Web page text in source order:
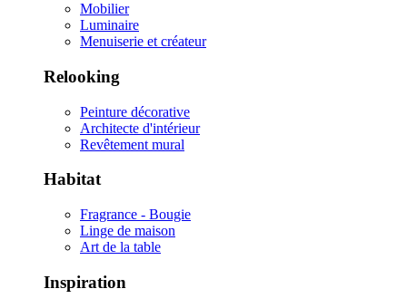
Mobilier
Luminaire
Menuiserie et créateur
Relooking
Peinture décorative
Architecte d'intérieur
Revêtement mural
Habitat
Fragrance - Bougie
Linge de maison
Art de la table
Inspiration